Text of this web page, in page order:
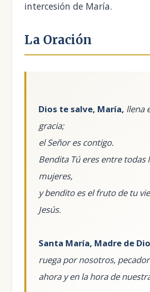
intercesión de María.
La Oración
Dios te salve, María, llena
gracia;
el Señor es contigo.
Bendita Tú eres entre todas
mujeres,
y bendito es el fruto de tu
Jesús.
Santa María, Madre de
ruega por nosotros,
ahora y en la hora de